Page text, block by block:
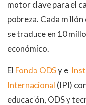
motor clave para el
pobreza. Cada
se traduce en 10
económico.
El Fondo ODSy el
Internacional (IPI)
educación, ODS y